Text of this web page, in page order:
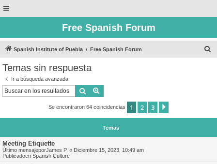
Free Spanish Forum
Spanish Institute of Puebla Free Spanish Forum
Temas sin respuesta
Ir a búsqueda avanzada
Buscar
Se encontraron 64 coincidencias 1 2 3
Temas
Meeting Etiquette
Último mensajeporJames P. « Diciembre 15, 2023, 10:49 am
Publicadoen Spanish Culture